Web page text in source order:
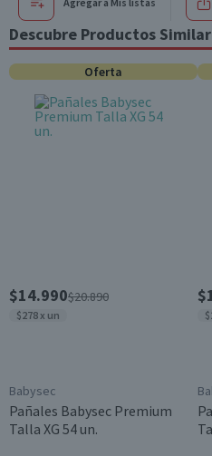
Descubre Productos
Oferta
$14.990$20.890
$278 x un
Babysec
Pañales Babysec Premium
Talla XG 54 un.